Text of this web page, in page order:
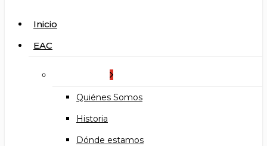
search
Menu
Inicio
EAC
Quiénes Somos
Historia
Dónde estamos